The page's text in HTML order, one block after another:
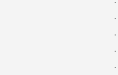
·
·
·
·
·